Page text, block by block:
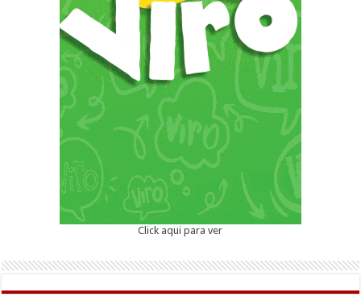
Click aqui para ver